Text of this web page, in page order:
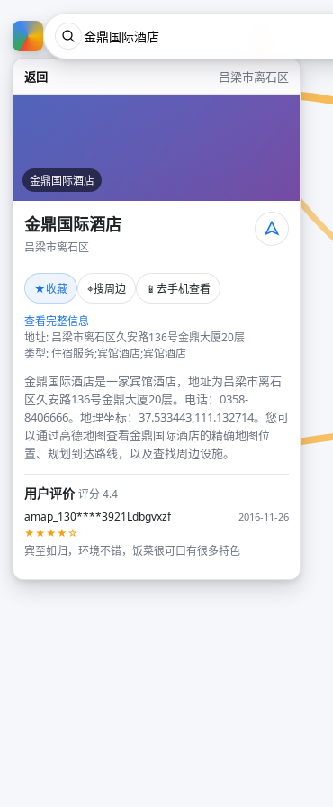
返回 吕梁市离石区
金鼎国际酒店
金鼎国际酒店
吕梁市离石区
★收藏 ⌖搜周边 📱 去手机查看
查看完整信息
地址: 吕梁市离石区久安路136号金鼎大厦20层
类型: 住宿服务;宾馆酒店;宾馆酒店
金鼎国际酒店是一家宾馆酒店，地址为吕梁市离石
区久安路136号金鼎大厦20层。电话：0358-
8406666。地理坐标：37.533443,111.132714。您可
以通过高德地图查看金鼎国际酒店的精确地图位
置、规划到达路线，以及查找周边设施。
用户评价评分 4.4
amap_130****3921Ldbgvxzf
2016-11-26
★★★★☆
宾至如归，环境不错，饭菜很可口有很多特色